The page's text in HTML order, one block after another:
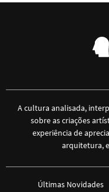
A cultura analisada,
sobre as criações
experiência de
arquitetura,
Últimas Novidades